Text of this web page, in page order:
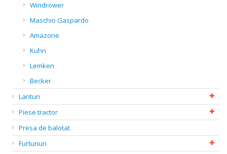
Windrower
Maschio Gaspardo
Amazone
Kuhn
Lemken
Becker
Lanturi
Piese tractor
Presa de balotat
Furtunuri